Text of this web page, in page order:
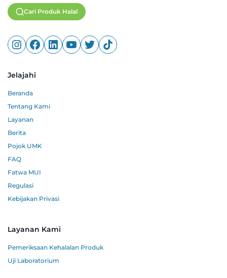
Cari Produk Halal
Jelajahi
Beranda
Tentang Kami
Layanan
Berita
Pojok UMK
FAQ
Fatwa MUI
Regulasi
Kebijakan Privasi
Layanan Kami
Pemeriksaan Kehalalan Produk
Uji Laboratorium